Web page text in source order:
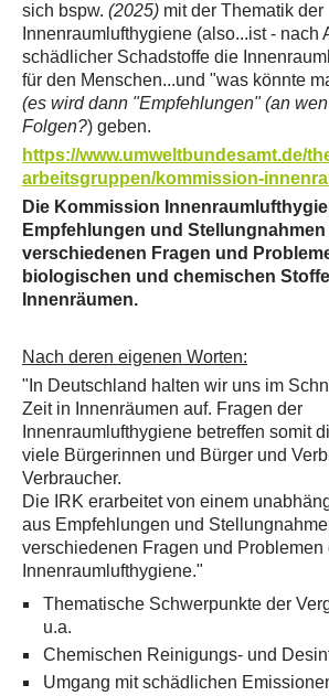
sich bspw. (2025) mit der Thematik der
Innenraumlufthygiene (also...ist - nach
schädlicher Schadstoffe die
für den Menschen...und "was könnte
(es wird dann "Empfehlungen" (an
Folgen?) geben.
https://www.umweltbundesamt.de/
arbeitsgruppen/kommission-
Die Kommission
Empfehlungen und Stellungnahmen
verschiedenen Fragen und
biologischen und chemischen
Innenräumen.
Nach deren eigenen Worten:
"In Deutschland halten wir uns im
Zeit in Innenräumen auf. Fragen der
Innenraumlufthygiene betreffen somit
viele Bürgerinnen und Bürger und
Verbraucher.
Die IRK erarbeitet von einem
aus Empfehlungen und
verschiedenen Fragen und Problemen
Innenraumlufthygiene."
Thematische Schwerpunkte der
u.a.
Chemischen Reinigungs- und
Umgang mit schädlichen